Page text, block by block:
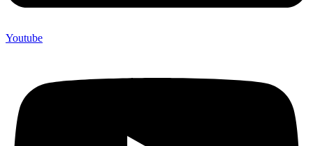
Youtube